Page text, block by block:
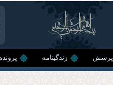
پرسش زندگینامه